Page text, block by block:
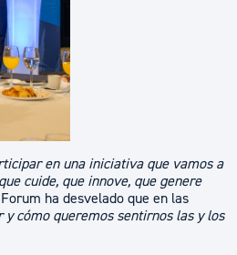
en una iniciativa que vamos a
que cuide, que innove, que genere
ha desvelado que en las
cómo queremos sentirnos las y los